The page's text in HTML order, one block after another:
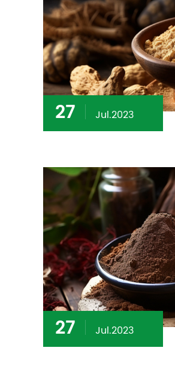
27 Jul.2023
27 Jul.2023